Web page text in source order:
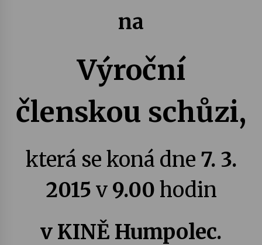
Votavžatský ploty
Letní koncerty ve Stromovce: Rufus Miller
22. 7. 2026
Ozvěny prázdnin
14. 7. 2026
Za kulturou kousek za Humpolec. V Želivě ožije
na
Výroční
členskou schůzi,
která se koná dne 7. 3.
2015 v 9.00 hodin
v KINĚ Humpolec.